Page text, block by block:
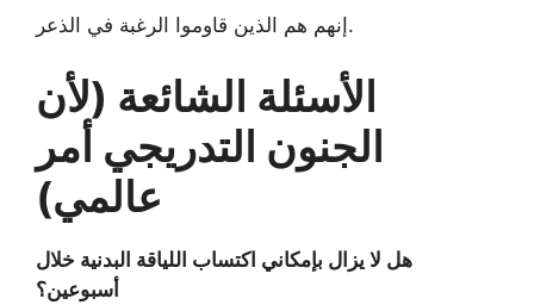
إنهم هم الذين قاوموا الرغبة في الذعر.
الأسئلة الشائعة (لأن
الجنون التدريجي أمر
عالمي)
هل لا يزال بإمكاني اكتساب اللياقة البدنية خلال
أسبوعين؟